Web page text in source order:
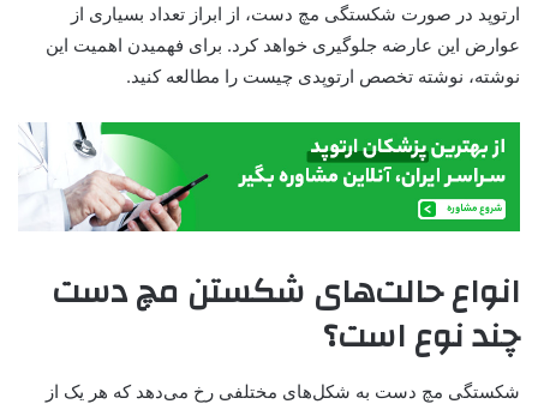
ارتوپد در صورت شکستگی مچ دست، از ابراز تعداد بسیاری از
عوارض این عارضه جلوگیری خواهد کرد. برای فهمیدن اهمیت این
نوشته، نوشته تخصص ارتوپدی چیست را مطالعه کنید.
انواع حالت‌های شکستن مچ دست
چند نوع است؟
شکستگی مچ دست به شکل‌های مختلفی رخ می‌دهد که هر یک از